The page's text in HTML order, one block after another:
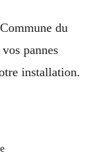
du
pannes
installation.